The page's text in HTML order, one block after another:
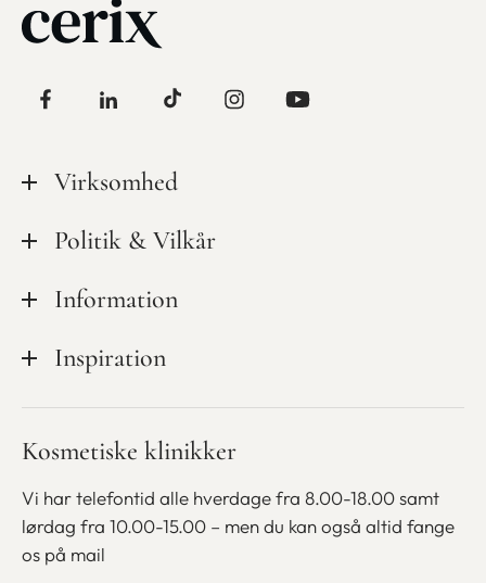
Virksomhed
Tilsynsrapporter
Mød personalet
Politik & Vilkår
Privatlivspolitik
Handelsbetingelser
Information
Kampagner
Udstyr
Finansiering
Bliv kosmetisk sygeplejerske
Inspiration
Medlemsskab
Kosmetiske klinikker
Vi har telefontid alle hverdage fra 8.00-18.00 samt
lørdag fra 10.00-15.00 – men du kan også altid fange
os på mail